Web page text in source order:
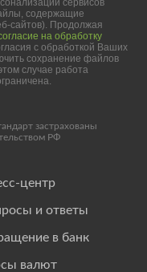
центр
и ответы
в банк
валют
сервисов
содержащие
сайтов). Продолжая
на обработку
с обработкой Ваших
сохранение файлов
случае работа
застрахованы
РФ